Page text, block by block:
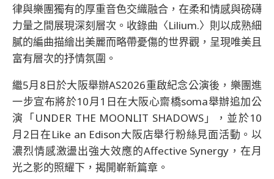
律與樂團獨有的厚重音色交織融合，在柔和情感與磅礴
力量之間展現深刻層次。收錄曲〈Lilium.〉則以成熟細
膩的編曲描繪出美麗而略帶憂傷的世界觀，呈現唯美且
富有層次的抒情氛圍。
繼5月8日於大阪舉辦AS2026重啟紀念公演後，樂團進
一步宣布將於10月1日在大阪心齋橋soma舉辦追加公
演「UNDER THE MOONLIT SHADOWS」，並於10
月2日在Like an Edison大阪店舉行粉絲見面活動。以
濃烈情感激盪出強大效應的Affective Synergy，在月
光之影的照耀下，揭開嶄新篇章。